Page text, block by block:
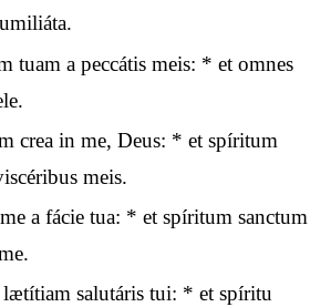
tuam a peccátis meis: * et omnes
crea in me, Deus: * et spíritum
meis.
a fácie tua: * et spíritum sanctum
salutáris tui: * et spíritu